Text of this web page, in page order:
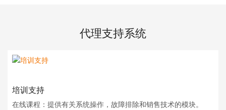
代理支持系统
培训支持
在线课程：提供有关系统操作，故障排除和销售技术的模块。